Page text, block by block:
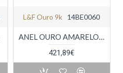
L&f Ouro 9k 14BE0060
ANEL OURO AMARELO 9K
421,89€